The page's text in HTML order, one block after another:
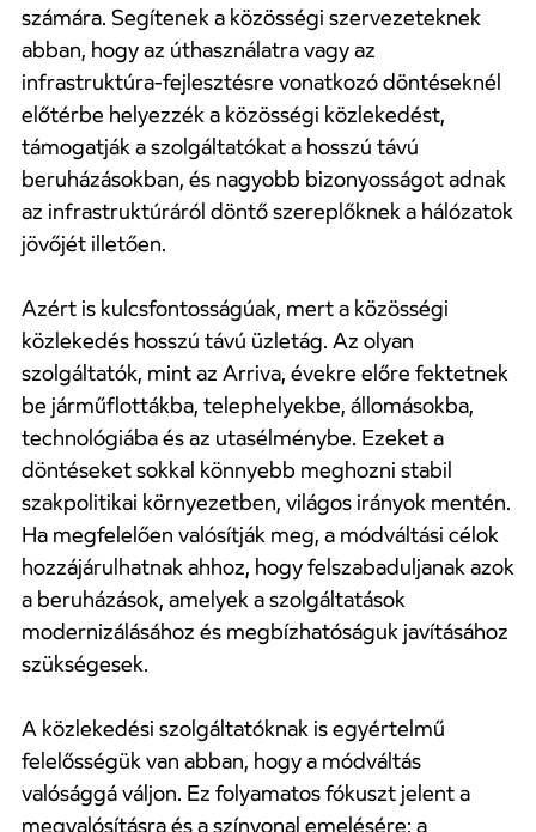
számára. Segítenek a közösségi szervezeteknek
abban, hogy az úthasználatra vagy az
infrastruktúra-fejlesztésre vonatkozó döntéseknél
előtérbe helyezzék a közösségi közlekedést,
támogatják a szolgáltatókat a hosszú távú
beruházásokban, és nagyobb bizonyosságot adnak
az infrastruktúráról döntő szereplőknek a hálózatok
jövőjét illetően.
Azért is kulcsfontosságúak, mert a közösségi
közlekedés hosszú távú üzletág. Az olyan
szolgáltatók, mint az Arriva, évekre előre fektetnek
be járműflottákba, telephelyekbe, állomásokba,
technológiába és az utasélménybe. Ezeket a
döntéseket sokkal könnyebb meghozni stabil
szakpolitikai környezetben, világos irányok mentén.
Ha megfelelően valósítják meg, a módváltási célok
hozzájárulhatnak ahhoz, hogy felszabaduljanak azok
a beruházások, amelyek a szolgáltatások
modernizálásához és megbízhatóságuk javításához
szükségesek.
A közlekedési szolgáltatóknak is egyértelmű
felelősségük van abban, hogy a módváltás
valósággá váljon. Ez folyamatos fókuszt jelent a
megvalósításra és a színvonal emelésére: a